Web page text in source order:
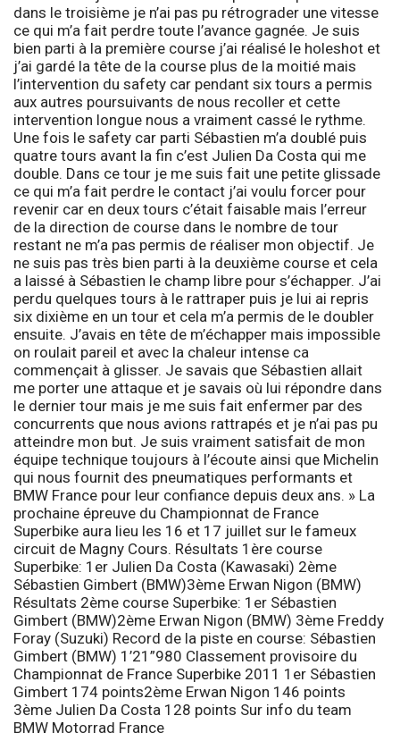
dans le troisième je n’ai pas pu rétrograder une vitesse
ce qui m’a fait perdre toute l’avance gagnée. Je suis
bien parti à la première course j’ai réalisé le holeshot et
j’ai gardé la tête de la course plus de la moitié mais
l’intervention du safety car pendant six tours a permis
aux autres poursuivants de nous recoller et cette
intervention longue nous a vraiment cassé le rythme.
Une fois le safety car parti Sébastien m’a doublé puis
quatre tours avant la fin c’est Julien Da Costa qui me
double. Dans ce tour je me suis fait une petite glissade
ce qui m’a fait perdre le contact j’ai voulu forcer pour
revenir car en deux tours c’était faisable mais l’erreur
de la direction de course dans le nombre de tour
restant ne m’a pas permis de réaliser mon objectif. Je
ne suis pas très bien parti à la deuxième course et cela
a laissé à Sébastien le champ libre pour s’échapper. J’ai
perdu quelques tours à le rattraper puis je lui ai repris
six dixième en un tour et cela m’a permis de le doubler
ensuite. J’avais en tête de m’échapper mais impossible
on roulait pareil et avec la chaleur intense ca
commençait à glisser. Je savais que Sébastien allait
me porter une attaque et je savais où lui répondre dans
le dernier tour mais je me suis fait enfermer par des
concurrents que nous avions rattrapés et je n’ai pas pu
atteindre mon but. Je suis vraiment satisfait de mon
équipe technique toujours à l’écoute ainsi que Michelin
qui nous fournit des pneumatiques performants et
BMW France pour leur confiance depuis deux ans. » La
prochaine épreuve du Championnat de France
Superbike aura lieu les 16 et 17 juillet sur le fameux
circuit de Magny Cours. Résultats 1ère course
Superbike: 1er Julien Da Costa (Kawasaki) 2ème
Sébastien Gimbert (BMW)3ème Erwan Nigon (BMW)
Résultats 2ème course Superbike: 1er Sébastien
Gimbert (BMW)2ème Erwan Nigon (BMW) 3ème Freddy
Foray (Suzuki) Record de la piste en course: Sébastien
Gimbert (BMW) 1’21”980 Classement provisoire du
Championnat de France Superbike 2011 1er Sébastien
Gimbert 174 points2ème Erwan Nigon 146 points
3ème Julien Da Costa 128 points Sur info du team
BMW Motorrad France